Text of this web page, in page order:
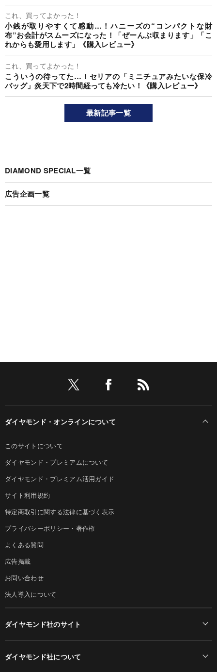
これ、買ってよかった！
小銭が取りやすくて感動…！ハニーズの“コンパクトな財
布”お会計がスムーズになった！「ぜーんぶ収まります」「こ
れからも愛用します」《購入レビュー》
これ、買ってよかった！
こういうの待ってた…！セリアの「ミニチュアみたいな保冷
バッグ」炎天下で2時間経っても冷たい！《購入レビュー》
最新記事一覧
DIAMOND SPECIAL一覧
広告企画一覧
ダイヤモンド・オンラインについて
このサイトについて
ダイヤモンド・プレミアムについて
ダイヤモンド・プレミアム活用ガイド
サイト利用規約
特定商取引に関する法律に基づく表示
プライバシーポリシー・著作権
よくある質問
広告掲載
お問い合わせ
法人導入について
ダイヤモンド社のサイト
ダイヤモンド社について